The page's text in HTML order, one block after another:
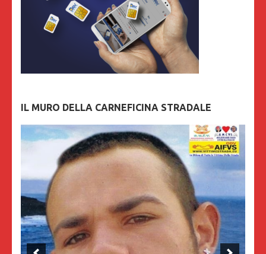
IL MURO DELLA CARNEFICINA STRADALE